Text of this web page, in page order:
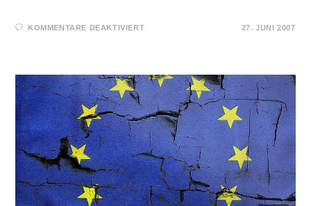
KOMMENTARE DEAKTIVIERTFÜR
GESCHICHTE
27. JUNI 2007